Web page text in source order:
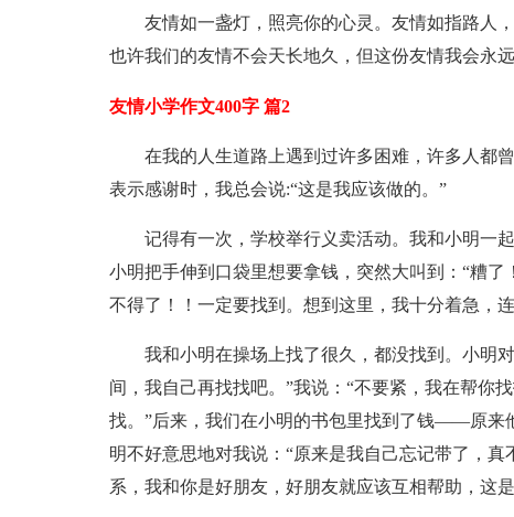
友情如一盏灯，照亮你的心灵。友情如指路人
也许我们的友情不会天长地久，但这份友情我会永
友情小学作文400字 篇2
在我的人生道路上遇到过许多困难，许多人都
表示感谢时，我总会说:“这是我应该做的。”
记得有一次，学校举行义卖活动。我和小明一
小明把手伸到口袋里想要拿钱，突然大叫到：“糟
不得了！！一定要找到。想到这里，我十分着急，连
我和小明在操场上找了很久，都没找到。小明
间，我自己再找找吧。”我说：“不要紧，我在帮你
找。”后来，我们在小明的书包里找到了钱——原来
明不好意思地对我说：“原来是我自己忘记带了，
系，我和你是好朋友，好朋友就应该互相帮助，这